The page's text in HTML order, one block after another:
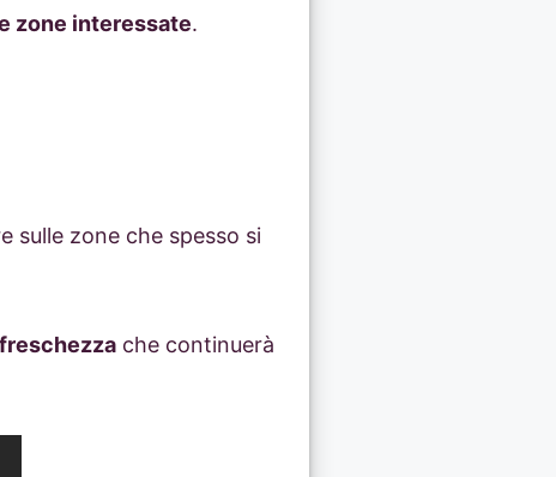
zone interessate.
sulle zone che spesso si
che continuerà